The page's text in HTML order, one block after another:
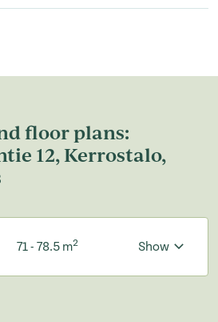
floor plans:
12, Kerrostalo,
71 - 78.5 m2 Show